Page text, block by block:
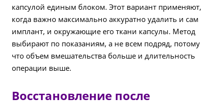
капсулой единым блоком. Этот вариант применяют,
когда важно максимально аккуратно удалить и сам
имплант, и окружающие его ткани капсулы. Метод
выбирают по показаниям, а не всем подряд, потому
что объем вмешательства больше и длительность
операции выше.
Восстановление после